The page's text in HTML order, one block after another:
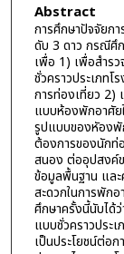
Abstract
การศึกษาปัจจัยก
ดับ 3 ดาว กรณีศึ
เพื่อ 1) เพื่อสำร
ชั่วคราวประเภท
การท่องเที่ยว 2)
แบบห้องพักอาศัย
รูปแบบของหัองพั
ต้องการของนักท่
สนอง ต่ออุปสงค์
ข้อมูลพื้นฐาน และ
สะดวกในการพัก
ศึกษาครั้งนี้นับได้
แบบชั่วคราวประ
เป็นประโยชน์ต่อ